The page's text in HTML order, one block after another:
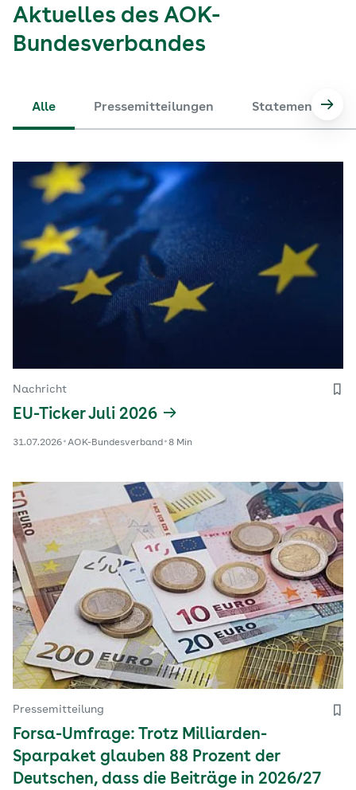
Aktuelles des AOK-
Bundesverbandes
Alle Pressemitteilungen Statements
Nachricht
EU-Ticker Juli 2026
31.07.2026 AOK-Bundesverband 8 Min
Pressemitteilung
Forsa-Umfrage: Trotz Milliarden-
Sparpaket glauben 88 Prozent der
Deutschen, dass die Beiträge in 2026/27